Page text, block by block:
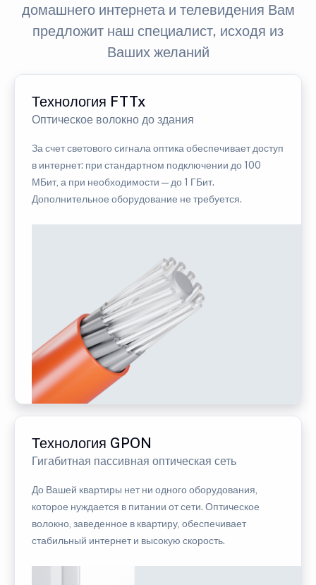
домашнего интернета и телевидения Вам
предложит наш специалист, исходя из
Ваших желаний
Технология FTTx
Оптическое волокно до здания
За счет светового сигнала оптика обеспечивает доступ
в интернет: при стандартном подключении до 100
МБит, а при необходимости — до 1 ГБит.
Дополнительное оборудование не требуется.
Технология GPON
Гигабитная пассивная оптическая сеть
До Вашей квартиры нет ни одного оборудования,
которое нуждается в питании от сети. Оптическое
волокно, заведенное в квартиру, обеспечивает
стабильный интернет и высокую скорость.